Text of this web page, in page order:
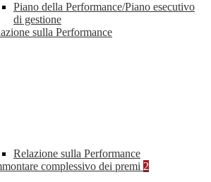
Piano della Performance/Piano esecutivo
di gestione
sulla Performance
Relazione sulla Performance
complessivo dei premi 2